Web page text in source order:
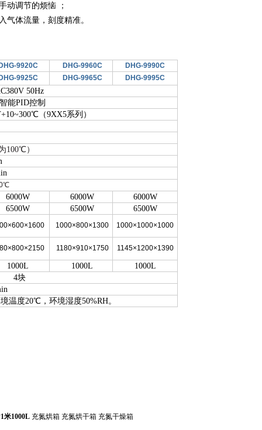
手动调节的烦恼 ；
气体流量，刻度精准。
9920C DHG-9960C
DHG-9990C
9925C
DHG-9965C DHG-9995C
50Hz
能PID控制
（9XX5系列）
100℃）
℃
6000W 6000W
6000W
6500W
6500W 6500W
1000×800×1300 1000×1000×1000
1180×910×1750 1145×1200×1390
1000L 1000L
1000L
4块
温度20℃，环境湿度50%RH。
米1000L 充氮烘箱 充氮烘干箱 充氮干燥箱